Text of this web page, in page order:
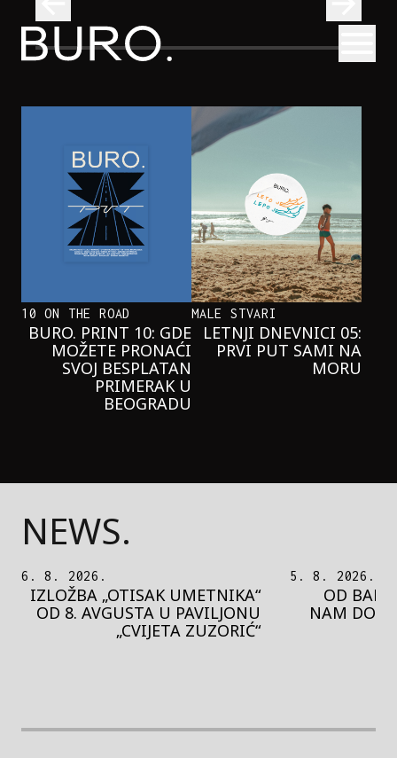
BURO.
KAD SE ISPOD TRGA REPUBLIKE
ZAČUJE OKEAN: SVE O IZLOŽBI
„ATLANTIS”
10 ON THE ROAD
BURO. PRINT 10: GDE
MOŽETE PRONAĆI
SVOJ BESPLATAN
PRIMERAK U
BEOGRADU
MALE STVARI
LETNJI DNEVNICI 05:
PRVI PUT SAMI NA
MORU
NEWS.
5. 8. 2026.
OD BAROKA DO REJVA: ŠTA
NAM DONOSI NOVI BUPBAP
FESTIVAL?
5. 8. 2026.
PEDJA
MOTIVE